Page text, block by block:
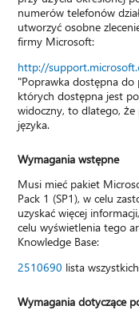
numerów telefonów
utworzyć osobne
firmy Microsoft:
http://
"Poprawka dostępna do
których dostępna jest
widoczny, to dlatego,
języka.
Wymagania wstępne
Musi mieć pakiet
Pack 1 (SP1), w celu
uzyskać więcej
celu wyświetlenia tego
Knowledge Base:
2510690 lista
Wymagania dotyczące